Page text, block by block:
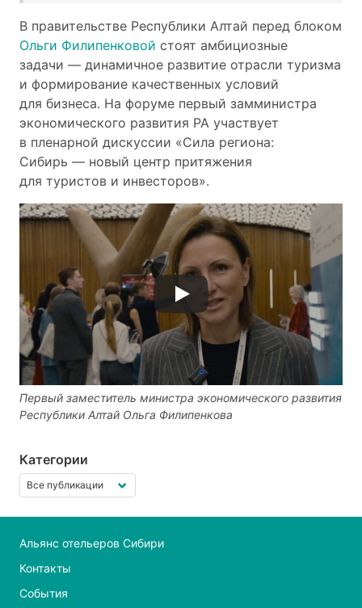
Категории
В правительстве Республики Алтай перед блоком
Ольги Филипенковой стоят амбициозные
задачи — динамичное развитие отрасли туризма
и формирование качественных условий
для бизнеса. На форуме первый замминистра
экономического развития РА участвует
в пленарной дискуссии «Сила региона:
Сибирь — новый центр притяжения
для туристов и инвесторов».
Первый заместитель министра экономического развития
Республики Алтай Ольга Филипенкова
Альянс отельеров Сибири
Контакты
События